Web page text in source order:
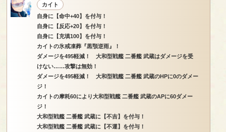
カイト
自身に【命中+40】を付与！
自身に【反応+20】を付与！
自身に【充填100】を付与！
カイトの氷戒凍葬『黒顎逆雨』！
ダメージを495軽減！ 大和型戦艦 二番艦 武蔵はダメージを受
けない……攻撃は無効！
ダメージを495軽減！ 大和型戦艦 二番艦 武蔵のHPに0のダメー
ジ！
カイトの摩耗60により大和型戦艦 二番艦 武蔵のAPに60ダメー
ジ！
大和型戦艦 二番艦 武蔵に【不吉】を付与！
大和型戦艦 二番艦 武蔵に【不運】を付与！